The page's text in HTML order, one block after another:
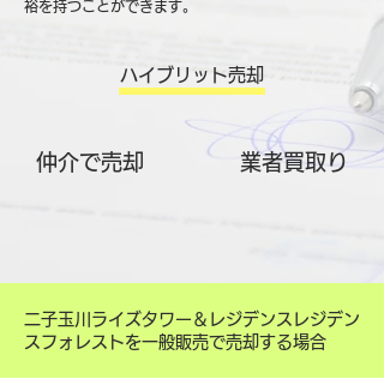
裕を持つことができます。
ハイブリット売却
仲介で売却 ​業者買取り
二子玉川ライズタワー＆レジデンスレジデン
スフォレストを一般販売で売却する場合